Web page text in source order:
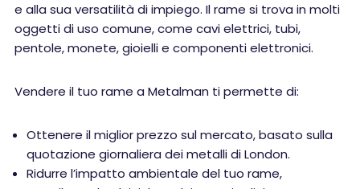
e alla sua versatilità di impiego. Il rame si trova in molti
oggetti di uso comune, come cavi elettrici, tubi,
pentole, monete, gioielli e componenti elettronici.
Vendere il tuo rame a Metalman ti permette di:
Ottenere il miglior prezzo sul mercato, basato sulla
quotazione giornaliera dei metalli di London.
Ridurre l’impatto ambientale del tuo rame,